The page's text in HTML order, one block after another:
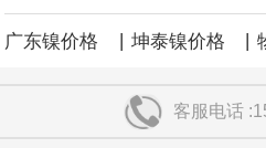
广东镍价格 | 坤泰镍价格 |
客服电话